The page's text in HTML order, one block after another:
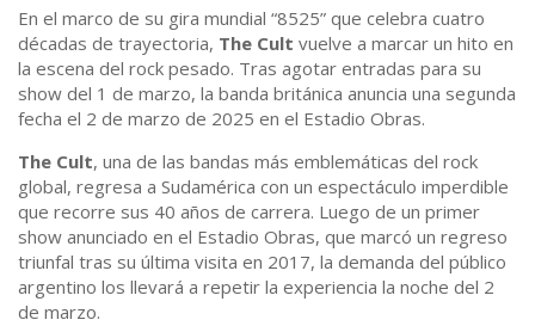
En el marco de su gira mundial “8525” que celebra cuatro
décadas de trayectoria, The Cult vuelve a marcar un hito en
la escena del rock pesado. Tras agotar entradas para su
show del 1 de marzo, la banda británica anuncia una segunda
fecha el 2 de marzo de 2025 en el Estadio Obras.
The Cult, una de las bandas más emblemáticas del rock
global, regresa a Sudamérica con un espectáculo imperdible
que recorre sus 40 años de carrera. Luego de un primer
show anunciado en el Estadio Obras, que marcó un regreso
triunfal tras su última visita en 2017, la demanda del público
argentino los llevará a repetir la experiencia la noche del 2
de marzo.